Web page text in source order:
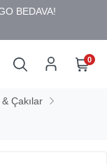
0
Çakılar